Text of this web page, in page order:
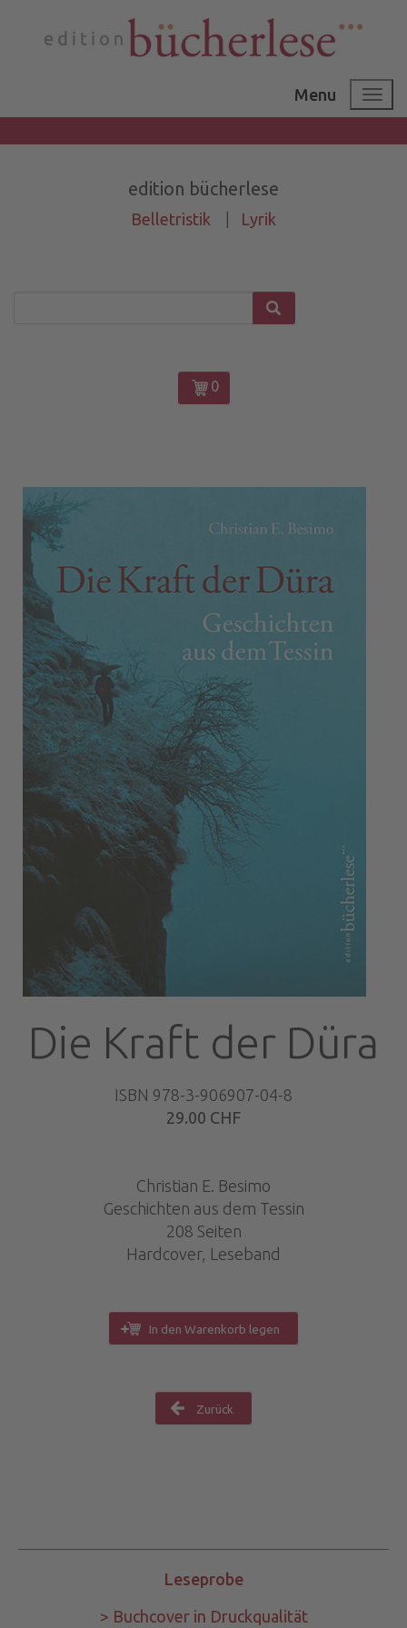
Menu
edition bücherlese
Belletristik Lyrik
0
Die Kraft der Düra
ISBN 978-3-906907-04-8
29.00 CHF
Christian E. Besimo
Geschichten aus dem Tessin
208 Seiten
Hardcover, Leseband
In den Warenkorb legen
Zurück
Leseprobe
> Buchcover in Druckqualität